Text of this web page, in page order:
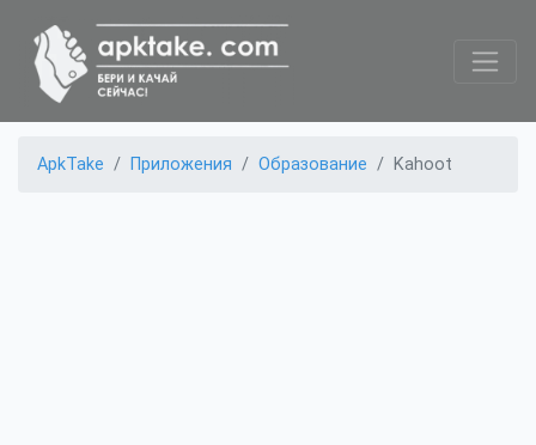
ApkTake Приложения Образование Kahoot